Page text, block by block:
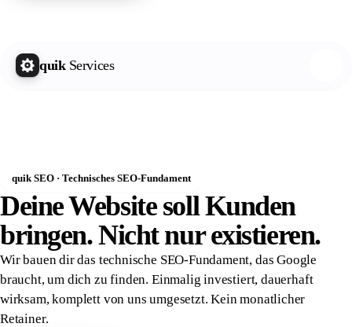
quik Services
quik SEO · Technisches SEO-Fundament
Deine Website soll Kunden
bringen. Nicht nurexistieren.
Wir bauen dir das technische SEO-Fundament, das Google
braucht, um dich zu finden. Einmalig investiert, dauerhaft
wirksam, komplett von uns umgesetzt. Kein monatlicher
Retainer.